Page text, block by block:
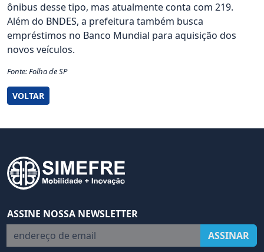
ônibus desse tipo, mas atualmente conta com 219.
Além do BNDES, a prefeitura também busca
empréstimos no Banco Mundial para aquisição dos
novos veículos.
Fonte: Folha de SP
VOLTAR
ASSINE NOSSA NEWSLETTER
endereço de email
ASSINAR